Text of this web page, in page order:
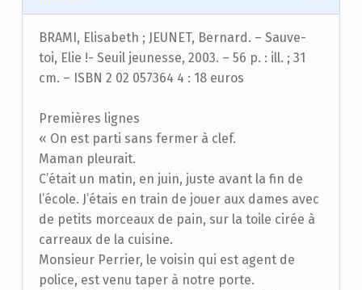
BRAMI, Elisabeth ; JEUNET, Bernard. – Sauve-
toi, Elie !- Seuil jeunesse, 2003. – 56 p. : ill. ; 31
cm. – ISBN 2 02 057364 4 : 18 euros
Premières lignes
« On est parti sans fermer à clef.
Maman pleurait.
C’était un matin, en juin, juste avant la fin de
l’école. J’étais en train de jouer aux dames avec
de petits morceaux de pain, sur la toile cirée à
carreaux de la cuisine.
Monsieur Perrier, le voisin qui est agent de
police, est venu taper à notre porte.